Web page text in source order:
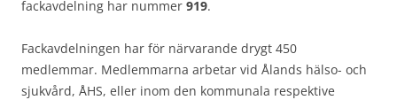
fackavdelning har nummer 919.
Fackavdelningen har för närvarande drygt 450
medlemmar. Medlemmarna arbetar vid Ålands hälso- och
sjukvård, ÅHS, eller inom den kommunala respektive